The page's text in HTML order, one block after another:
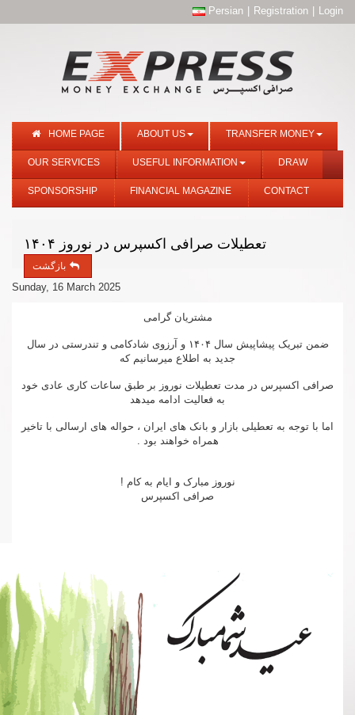
Login
Registration
Persian
HOME PAGE ABOUT US TRANSFER MONEY
OUR SERVICES USEFUL INFORMATION DRAW
SPONSORSHIP FINANCIAL MAGAZINE CONTACT
تعطیلات صرافی اکسپرس در نوروز ۱۴۰۴
بازگشت
Sunday, 16 March 2025
مشتریان گرامی
ضمن تبریک پیشاپیش سال ۱۴۰۴ و آرزوی شادکامی و تندرستی در سال
جدید به اطلاع میرسانیم که
صرافی اکسپرس در مدت تعطیلات نوروز بر طبق ساعات کاری عادی خود
به فعالیت ادامه میدهد
اما با توجه به تعطیلی بازار و بانک های ایران ، حواله های ارسالی با تاخیر
همراه خواهند بود .
نوروز مبارک و ایام به کام !
صرافی اکسپرس